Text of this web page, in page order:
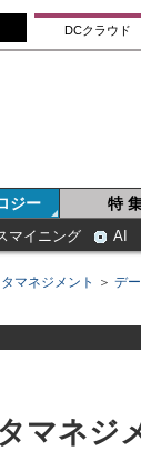
DCクラウド
ジー 特
マイニング AI
マネジメント ＞ デ
マネジ